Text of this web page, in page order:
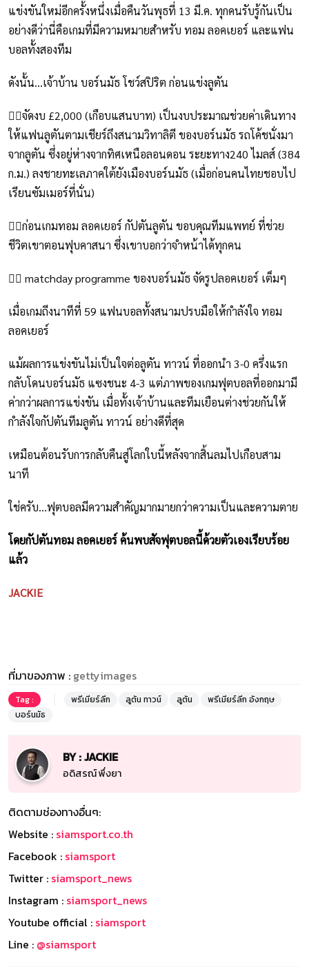
แข่งขันใหม่อีกครั้งหนึ่งเมื่อคืนวันพุธที่ 13 มี.ค. ทุกคนรับรู้กันเป็น
อย่างดีว่านี่คือเกมที่มีความหมายสำหรับ ทอม ลอคเยอร์ และแฟน
บอลทั้งสองทีม
ดังนั้น...เจ้าบ้าน บอร์นมัธ โชว์สปิริต ก่อนแข่งลูตัน
👉🏾จัดงบ £2,000 (เกือบแสนบาท) เป็นงบประมาณช่วยค่าเดินทาง
ให้แฟนลูตันตามเชียร์ถึงสนามวิทาลิตี ของบอร์นมัธ รถโค้ชนั่งมา
จากลูตัน ซึ่งอยู่ห่างจากทิศเหนือลอนดอน ระยะทาง240 ไมลส์ (384
ก.ม.) ลงชายทะเลภาคใต้ยังเมืองบอร์นมัธ (เมื่อก่อนคนไทยชอบไป
เรียนซัมเมอร์ที่นั่น)
👉🏾ก่อนเกมทอม ลอคเยอร์ กัปตันลูตัน ขอบคุณทีมแพทย์ ที่ช่วย
ชีวิตเขาตอนฟุบคาสนา ซึ่งเขาบอกว่าจำหน้าได้ทุกคน
👉🏾 matchday programme ของบอร์นมัธ จัดรูปลอคเยอร์ เต็มๆ
เมื่อเกมถีงนาทีที่ 59 แฟนบอลทั้งสนามปรบมือให้กำลังใจ ทอม
ลอคเยอร์
แม้ผลการแข่งขันไม่เป็นใจต่อลูตัน ทาวน์ ที่ออกนำ 3-0 ครึ่งแรก
กลับโดนบอร์นมัธ แซงชนะ 4-3 แต่ภาพของเกมฟุตบอลที่ออกมามี
ค่ากว่าผลการแข่งขัน เมื่อทั้งเจ้าบ้านและทีมเยือนต่างช่วยกันให้
กำลังใจกัปตันทีมลูตัน ทาวน์ อย่างดีที่สุด
เหมือนต้อนรับการกลับคืนสู่โลกใบนี้หลังจากสิ้นลมไปเกือบสาม
นาที
ใช่ครับ...ฟุตบอลมีความสำคัญมากมายกว่าความเป็นและความตาย
โดยกัปตันทอม ลอคเยอร์ ค้นพบสัจฟุตบอลนี้ด้วยตัวเองเรียบร้อย
แล้ว
JACKIE
ที่มาของภาพ : gettyimages
Tag : พรีเมียร์ลีก ลูตัน ทาวน์ ลูตัน
พรีเมียร์ลีก อังกฤษ
บอร์นมัธ
BY : JACKIE
อดิสรณ์ พึ่งยา
ติดตามช่องทางอื่นๆ:
Website : siamsport.co.th
Facebook : siamsport
Twitter : siamsport_news
Instagram : siamsport_news
Youtube official : siamsport
Line : @siamsport